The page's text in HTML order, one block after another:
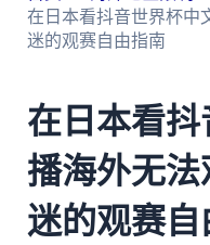
在日本看抖音世界杯中
迷的观赛自由指南
在日本看
播海外无
迷的观赛自